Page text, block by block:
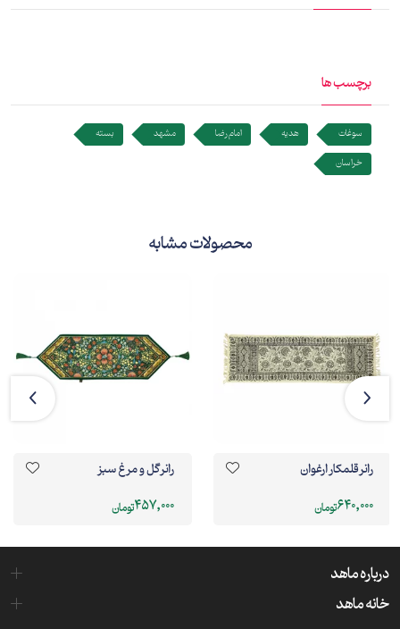
برچسب ها
سوغات هدیه امام رضا مشهد
بسته
خراسان
محصولات مشابه
رانر قلمکار ارغوان
640,000تومان
رانر گل و مرغ سبز
457,000تومان
درباره ماهد
خانه ماهد